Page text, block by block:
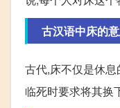
古汉语中床的
古代,床不仅是休
临死时要求将其换